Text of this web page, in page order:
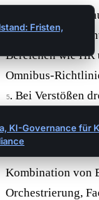
ausreichend
Fristen,
allgemeinen
Bereichen wie
Omnibus-
5. Bei Verstößen
oder sieben
KI-Governance für
Immer mehr
Kombination von
Orchestrierung,